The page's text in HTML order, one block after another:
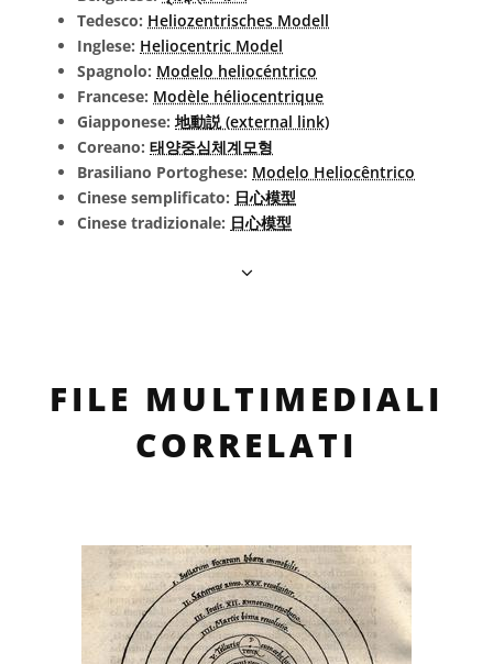
Tedesco: Heliozentrisches Modell
Inglese: Heliocentric Model
Spagnolo: Modelo heliocéntrico
Francese: Modèle héliocentrique
Giapponese: 地動説 (external link)
Coreano: 태양중심체계모형
Brasiliano Portoghese: Modelo Heliocêntrico
Cinese semplificato: 日心模型
Cinese tradizionale: 日心模型
FILE MULTIMEDIALI
CORRELATI